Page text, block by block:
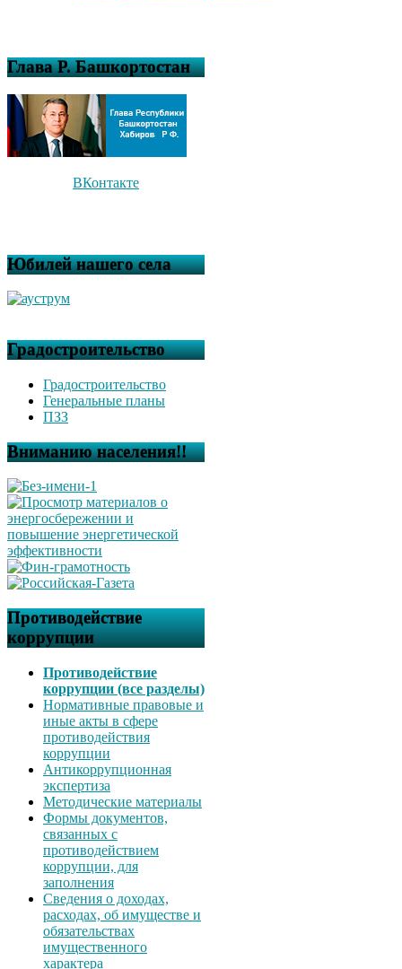
Глава Р. Башкортостан
ВКонтакте
Юбилей нашего села
Градостроительство
Градостроительство
Генеральные планы
ПЗЗ
Вниманию населения!!
Противодействие
коррупции
Противодействие
коррупции (все разделы)
Нормативные правовые и
иные акты в сфере
противодействия
коррупции
Антикоррупционная
экспертиза
Методические материалы
Формы документов,
связанных с
противодействием
коррупции, для
заполнения
Сведения о доходах,
расходах, об имуществе и
обязательствах
имущественного
характера